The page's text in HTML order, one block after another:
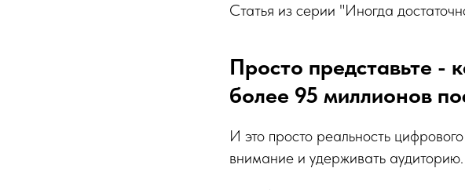
Статья из серии "Иногда
Просто представьте -
более 95 миллионов
И это просто реальность
внимание и удерживать аудиторию.